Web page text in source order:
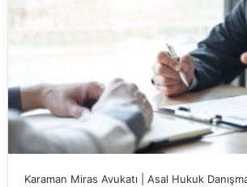
Karaman Miras Avukatı | Asal Hukuk